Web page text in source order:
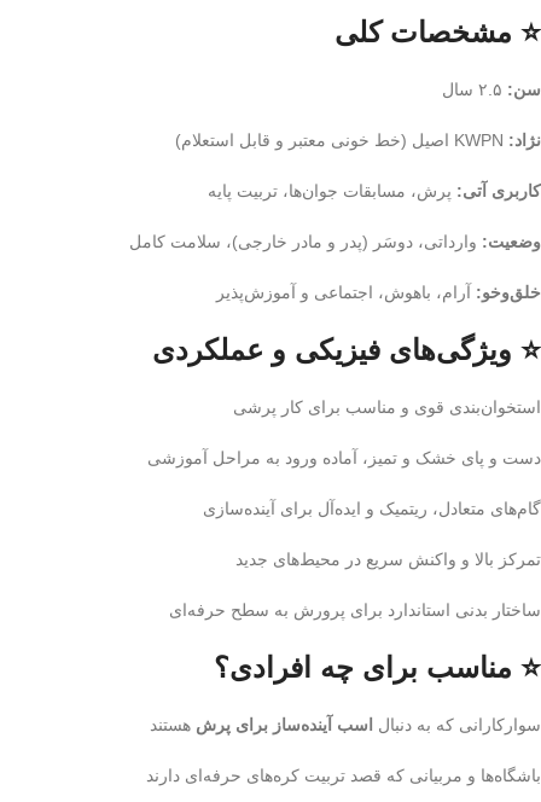
⭐ مشخصات کلی
سن:
نژاد:
کاربری آتی: پرش، مسابقات جوان‌ها، تربیت پایه
وضعیت: وارداتی، دوسَر (پدر و مادر خارجی)، سلامت کامل
خلق‌وخو: آرام، باهوش، اجتماعی و آموزش‌پذیر
⭐ ویژگی‌های فیزیکی و عملکردی
استخوان‌بندی قوی و مناسب برای کار پرشی
دست و پای خشک و تمیز، آماده ورود به مراحل آموزشی
گام‌های متعادل، ریتمیک و ایده‌آل برای آینده‌سازی
تمرکز بالا و واکنش سریع در محیط‌های جدید
ساختار بدنی استاندارد برای پرورش به سطح حرفه‌ای
⭐ مناسب برای چه افرادی؟
سوارکارانی که به دنبال اسب آینده‌ساز برای پرش هستند
باشگاه‌ها و مربیانی که قصد تربیت کره‌های حرفه‌ای دارند